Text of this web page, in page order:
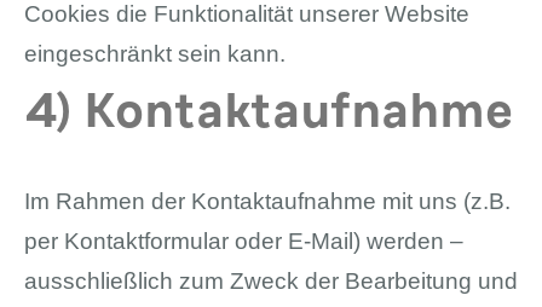
Cookies die Funktionalität unserer Website
eingeschränkt sein kann.
4) Kontaktaufnahme
Im Rahmen der Kontaktaufnahme mit uns (z.B.
per Kontaktformular oder E-Mail) werden –
ausschließlich zum Zweck der Bearbeitung und